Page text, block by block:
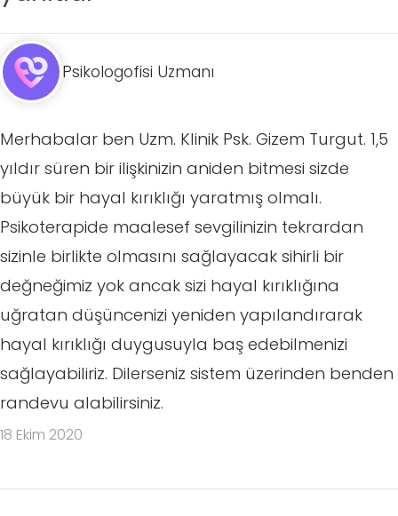
Psikologofisi Uzmanı
Merhabalar ben Uzm. Klinik Psk. Gizem Turgut. 1,5
yıldır süren bir ilişkinizin aniden bitmesi sizde
büyük bir hayal kırıklığı yaratmış olmalı.
Psikoterapide maalesef sevgilinizin tekrardan
sizinle birlikte olmasını sağlayacak sihirli bir
değneğimiz yok ancak sizi hayal kırıklığına
uğratan düşüncenizi yeniden yapılandırarak
hayal kırıklığı duygusuyla baş edebilmenizi
sağlayabiliriz. Dilerseniz sistem üzerinden benden
randevu alabilirsiniz.
18 Ekim 2020